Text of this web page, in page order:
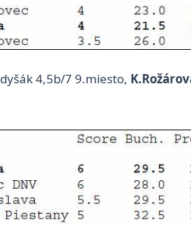
4,5b/7 9.miesto,